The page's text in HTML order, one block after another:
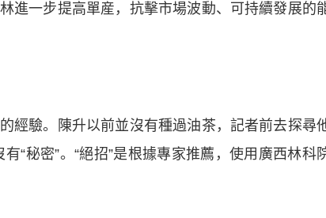
進一步提高單産，抗擊市場波動、可持續發展的
驗。陳升以前並沒有種過油茶，記者前去探尋
“秘密”。“絕招”是根據專家推薦，使用廣西林科